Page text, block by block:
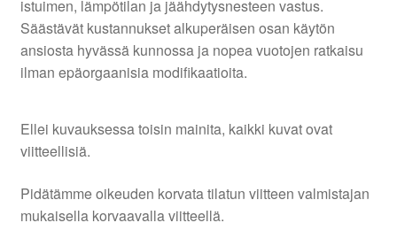
istuimen, lämpötilan ja jäähdytysnesteen vastus.
Säästävät kustannukset alkuperäisen osan käytön
ansiosta hyvässä kunnossa ja nopea vuotojen ratkaisu
ilman epäorgaanisia modifikaatioita.
Ellei kuvauksessa toisin mainita, kaikki kuvat ovat
viitteellisiä.
Pidätämme oikeuden korvata tilatun viitteen valmistajan
mukaisella korvaavalla viitteellä.